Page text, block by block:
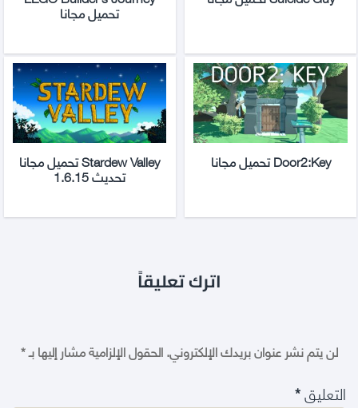
تحميل مجانا
Door2:Key تحميل مجانا Stardew Valley تحميل مجانا
تحديث 1.6.15
اترك تعليقاً
لن يتم نشر عنوان بريدك الإلكتروني.الحقول الإلزامية مشار إليها بـ*
التعليق*